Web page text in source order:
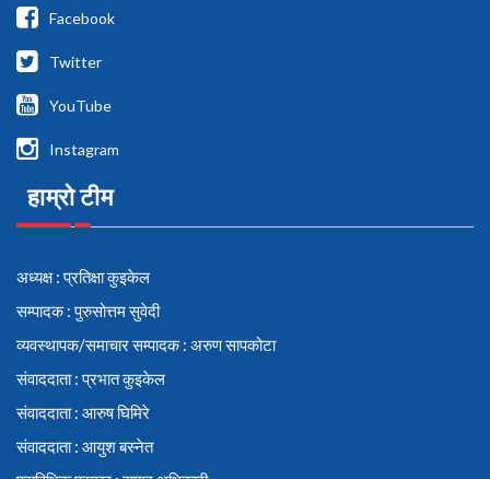
Facebook
Twitter
YouTube
Instagram
हाम्रो टीम
अध्यक्ष : प्रतिक्षा कुइकेल
सम्पादक : पुरुसोत्तम सुवेदी
व्यवस्थापक/समाचार सम्पादक : अरुण सापकोटा
संवाददाता : प्रभात कुइकेल
संवाददाता : आरुष घिमिरे
संवाददाता : आयुश बस्नेत